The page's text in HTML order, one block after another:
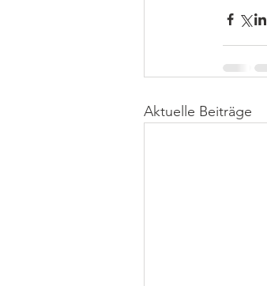
Aktuelle Beiträge